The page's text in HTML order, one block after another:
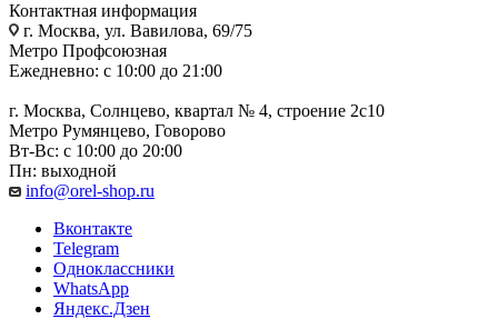
Контактная информация
г. Москва, ул. Вавилова, 69/75
Метро Профсоюзная
Ежедневно: с 10:00 до 21:00
г. Москва, Солнцево, квартал № 4, строение 2с10
Метро Румянцево, Говорово
Вт-Вс: с 10:00 до 20:00
Пн: выходной
info@orel-shop.ru
Вконтакте
Telegram
Одноклассники
WhatsApp
Яндекс.Дзен